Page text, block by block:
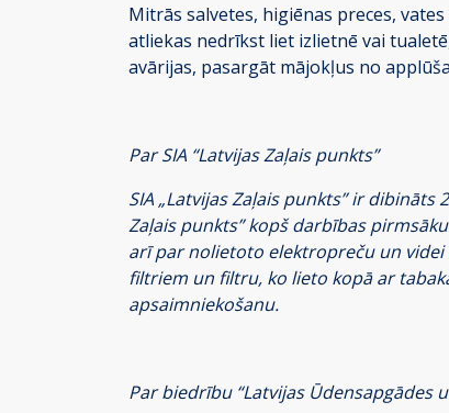
Mitrās salvetes, higiēnas preces,
atliekas nedrīkst liet izlietnē vai
avārijas, pasargāt mājokļus no
Par SIA “Latvijas Zaļais punkts”
SIA „Latvijas Zaļais punkts” ir
Zaļais punkts” kopš darbības
arī par nolietoto elektropreču un videi
filtriem un filtru, ko lieto kopā ar
apsaimniekošanu.
Par biedrību “Latvijas Ūdensapgādes